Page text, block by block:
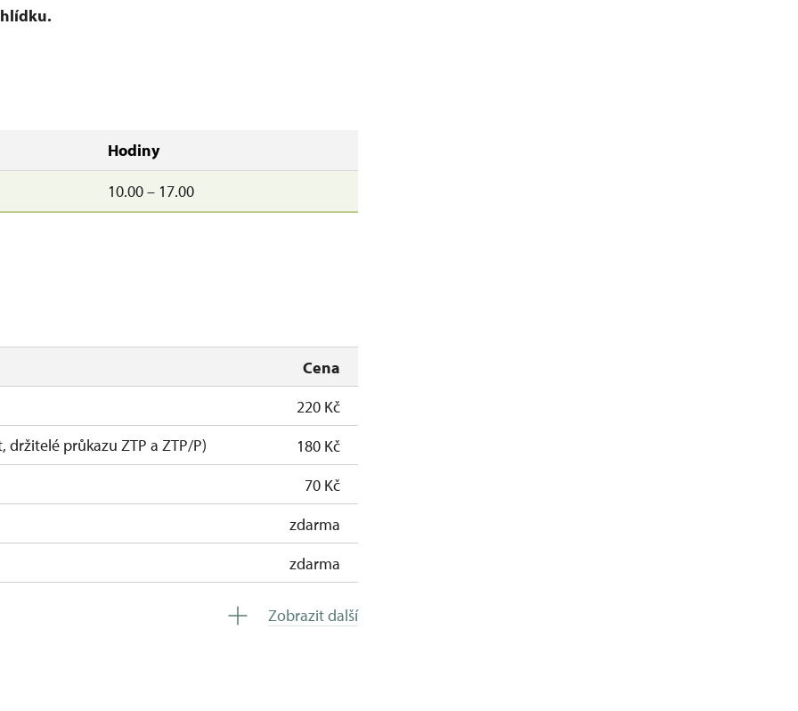
Hodiny
10.00 – 17.00
Cena
220 Kč
držitelé průkazu ZTP a ZTP/P)
180 Kč
70 Kč
zdarma
zdarma
Zobrazit další